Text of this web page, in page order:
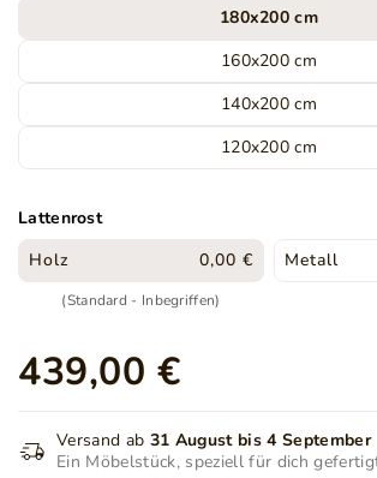
180x200 cm
160x200 cm
140x200 cm
120x200 cm
Lattenrost
Holz
0,00 €
(Standard - Inbegriffen)
Metall
439,00 €
Versand ab 31 August bis 4 September
Ein Möbelstück, speziell für dich